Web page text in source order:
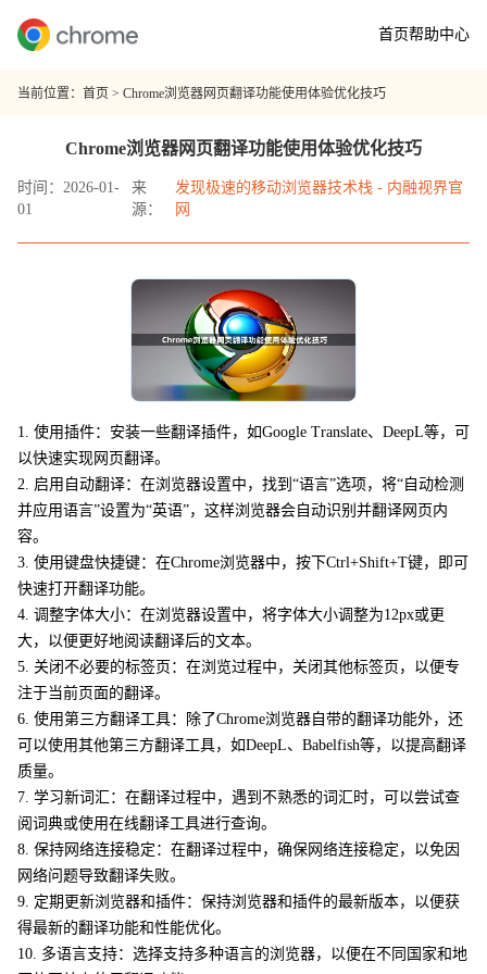
首页帮助中心
当前位置： 首页 > Chrome浏览器网页翻译功能使用体验优化技巧
Chrome浏览器网页翻译功能使用体验优化技巧
时间：2026-01-
01
来
源：
发现极速的移动浏览器技术栈 - 内融视界官
网
1. 使用插件：安装一些翻译插件，如Google Translate、DeepL等，可
以快速实现网页翻译。
2. 启用自动翻译：在浏览器设置中，找到“语言”选项，将“自动检测
并应用语言”设置为“英语”，这样浏览器会自动识别并翻译网页内
容。
3. 使用键盘快捷键：在Chrome浏览器中，按下Ctrl+Shift+T键，即可
快速打开翻译功能。
4. 调整字体大小：在浏览器设置中，将字体大小调整为12px或更
大，以便更好地阅读翻译后的文本。
5. 关闭不必要的标签页：在浏览过程中，关闭其他标签页，以便专
注于当前页面的翻译。
6. 使用第三方翻译工具：除了Chrome浏览器自带的翻译功能外，还
可以使用其他第三方翻译工具，如DeepL、Babelfish等，以提高翻译
质量。
7. 学习新词汇：在翻译过程中，遇到不熟悉的词汇时，可以尝试查
阅词典或使用在线翻译工具进行查询。
8. 保持网络连接稳定：在翻译过程中，确保网络连接稳定，以免因
网络问题导致翻译失败。
9. 定期更新浏览器和插件：保持浏览器和插件的最新版本，以便获
得最新的翻译功能和性能优化。
10. 多语言支持：选择支持多种语言的浏览器，以便在不同国家和地